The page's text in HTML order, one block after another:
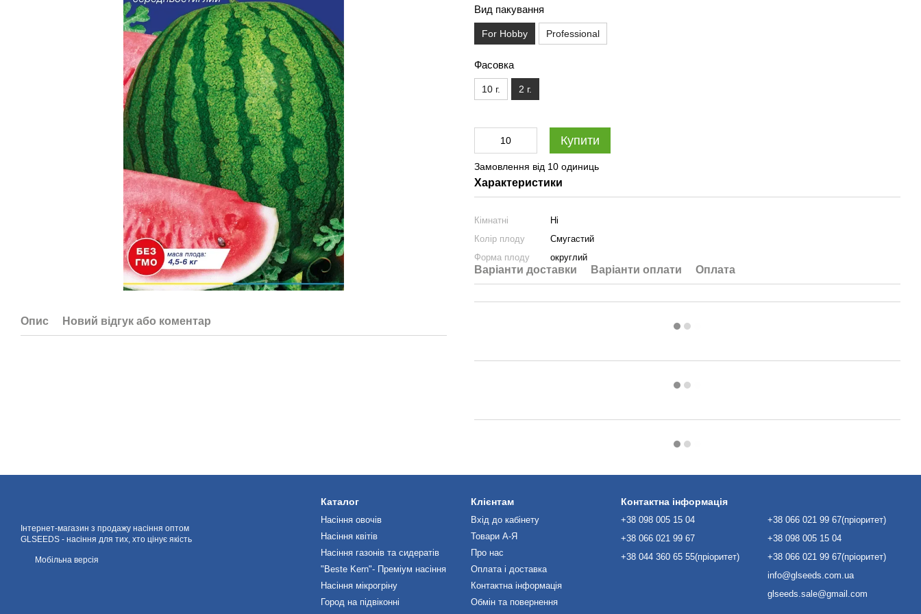
Опис Новий відгук або коментар
Вид пакування
For Hobby Professional
Фасовка
10 г. 2 г.
Купити
Замовлення від 10 одиниць
Характеристики
Кімнатні
Ні
Колір плоду
Смугастий
Форма плоду
округлий
Варіанти доставки Варіанти оплати Оплата
Інтернет-магазин з продажу насіння оптом
GLSEEDS - насіння для тих, хто цінує якість
Мобільна версія
Каталог
Насіння овочів
Насіння квітів
Насіння газонів та сидератів
"Beste Kern"- Преміум насіння
Насіння мікрогріну
Город на підвіконні
Клієнтам
Вхід до кабінету
Товари А-Я
Про нас
Оплата і доставка
Контактна інформація
Обмін та повернення
Контактна інформація
+38 098 005 15 04
+38 066 021 99 67
+38 044 360 65 55(пріоритет)
+38 066 021 99 67(пріоритет)
+38 098 005 15 04
+38 066 021 99 67(пріоритет)
info@glseeds.com.ua
glseeds.sale@gmail.com